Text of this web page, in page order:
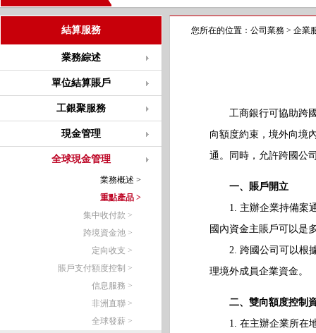
結算服務
業務綜述
單位結算賬戶
工銀聚服務
現金管理
全球現金管理
業務概述 >
重點產品 >
集中收付款 >
跨境資金池 >
定向收支 >
賬戶支付額度控制 >
信息服務 >
非洲直聯 >
全球發薪 >
您所在的位置： 公司業務 > 企業
工商銀行可協助跨國
向額度約束，境外向境
通。同時，允許跨國公
一、賬戶開立
1. 主辦企業持備案通
國內資金主賬戶可以是
2. 跨國公司可以根據
理境外成員企業資金。
二、雙向額度控制
1. 在主辦企業所在地